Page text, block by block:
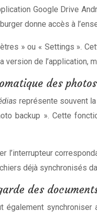
Google Drive
donne accès à
» ou « Settings ».
version de
des
représente souvent
backup ». Cette
déjà synchronisés
des